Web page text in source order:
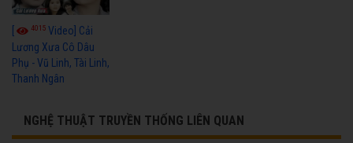
[ 4015 Video] Cải
Lương Xưa Cô Dâu
Phụ - Vũ Linh, Tài Linh,
Thanh Ngân
NGHỆ THUẬT TRUYỀN THỐNG LIÊN QUAN